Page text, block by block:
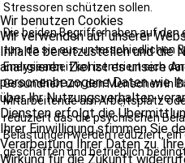
Stressoren schützen sollen.
Die beiden Begriffe haben auf
tun, da sie aus unterschiedlichen
Energiearbeit konzentriert sich
Gesundheit um den Menschen in
Mitarbeitende am Arbeitsplatz
reduziert das die psychischen
Belastungen werden reduziert,
geschaffen und betrieblich
Wir benutzen Cookies
Wir verwenden auf unserer
Inhalte bereitzustellen und die
analysieren. Ziel ist es unsere
personenbezogene Daten wie
über Ihr Nutzungsverhalten
Diensten erfolgt die
Ihrer Einwilligung stimmen Sie
Verarbeitung Ihrer Daten zu.
Wirkung für die Zukunft